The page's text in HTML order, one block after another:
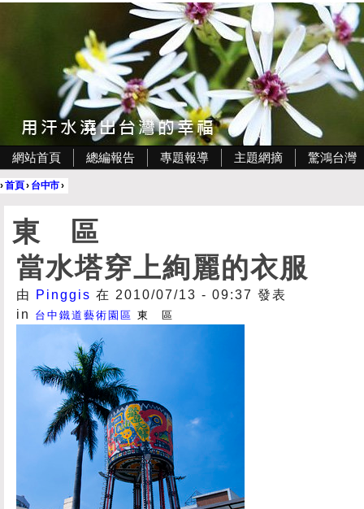
網站首頁 總編報告 專題報導 主題網摘 驚鴻台灣
›首頁› 台中市›
東 區
當水塔穿上絢麗的衣服
由 Pinggis 在 2010/07/13 - 09:37 發表
in
台中鐵道藝術園區 東 區